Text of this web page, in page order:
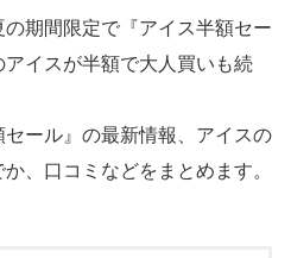
期間限定で『アイス半額セー
イスが半額で大人買いも続
ール』の最新情報、アイスの
、口コミなどをまとめます。